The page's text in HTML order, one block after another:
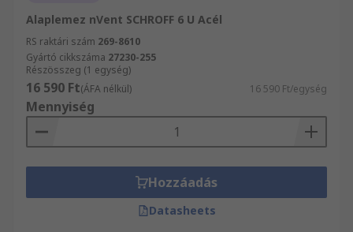
Alaplemez nVent SCHROFF 6 U Acél
RS raktári szám 269-8610
Gyártó cikkszáma 27230-255
Részösszeg (1 egység)
16 590 Ft(ÁFA nélkül) 16 590 Ft/egység
Mennyiség
Hozzáadás
Datasheets